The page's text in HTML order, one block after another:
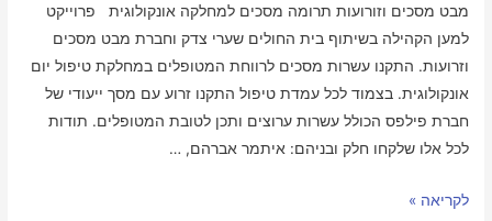
מבט מסכים וזורועות תרומה מסכים למחלקה אונקולוגית פרוייקט
למען הקהילה בשיתוף בית החולים שערי צדק וחברת מבט מסכים
וזרועות. התקנו עשרות מסכים לרווחת המטופלים במחלקת טיפול יום
אונקולוגית. בצמוד לכל עמדת טיפול התקנו זרוע עם מסך ייעודי של
חברת פילפס הכולל עשרות ערוצים ותכן לטובת המטופלים. תודות
לכל אלו שלקחו חלק ובניהם: איתמר אברהם, …
לקריאה »